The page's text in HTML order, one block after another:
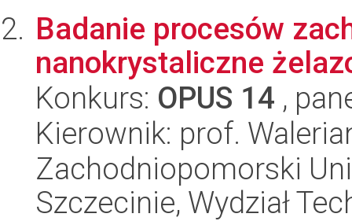
Badanie procesów
nanokrystaliczne
Konkurs: OPUS 14 ,
Kierownik: prof.
Zachodniopomorski
Szczecinie, Wydział